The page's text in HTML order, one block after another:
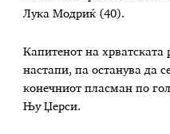
Лука Модриќ (40).
Капитенот на хрватската
настапи, па останува да
конечниот пласман по
Њу Џерси.